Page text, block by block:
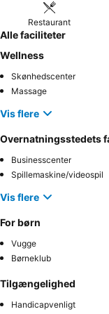
Restaurant
Alle faciliteter
Wellness
Skønhedscenter
Massage
Vis flere
Overnatningsstedets
Businesscenter
Spillemaskine/videospil
Vis flere
For børn
Vugge
Børneklub
Tilgængelighed
Handicapvenligt